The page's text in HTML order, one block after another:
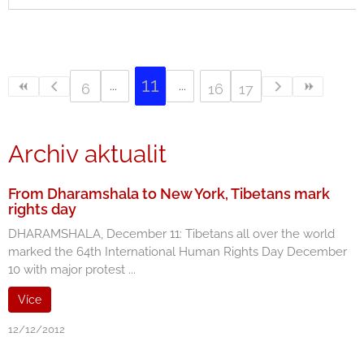
6 11 16 17
Archiv aktualit
From Dharamshala to New York, Tibetans mark
rights day
DHARAMSHALA, December 11: Tibetans all over the world
marked the 64th International Human Rights Day December
10 with major protest ...
Více
12/12/2012